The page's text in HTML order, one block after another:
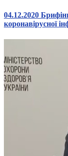
04.12.2020
коронавірусної